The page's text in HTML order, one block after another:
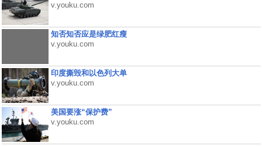
v.youku.com
知否知否应是绿肥红瘦
v.youku.com
印度撕毁和以色列大单
v.youku.com
美国要涨“保护费”
v.youku.com